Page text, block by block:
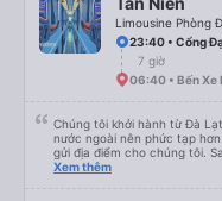
Limousine Phòng
23:40 • Cổng
7 giờ
06:40 • Bến Xe
Chúng tôi khởi hành từ Đà
nước ngoài nên phức tạp
gửi địa điểm cho chúng tôi.
lần đầu tiên đi xe giường
Xem thêm